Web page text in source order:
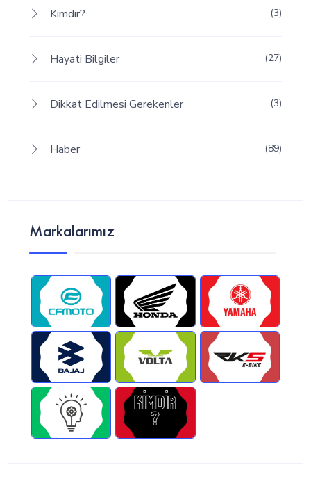
Kimdir? (3)
Hayati Bilgiler (27)
Dikkat Edilmesi Gerekenler (3)
Haber (89)
Markalarımız